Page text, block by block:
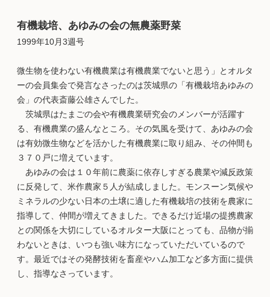
有機栽培、あゆみの会の無農薬野菜
1999年10月3週号
微生物を使わない有機農業は有機農業でないと思う」とオルタ
ーの会員集会で発言なさったのは茨城県の「有機栽培あゆみの
会」の代表斎藤公雄さんでした。
茨城県はたまごの会や有機農業研究会のメンバーが活躍す
る、有機農業の盛んなところ。その気風を受けて、あゆみの会
は有効微生物などを活かした有機農業に取り組み、その仲間も
３７０戸に増えています。
あゆみの会は１０年前に農薬に依存しすぎる農業や減反政策
に反発して、米作農家５人が結成しました。モンスーン気候や
ミネラルの少ない日本の土壌に適した有機栽培の技術を農家に
指導して、仲間が増えてきました。できるだけ近場の提携農家
との関係を大切にしているオルター大阪にとっても、品物が揃
わないときは、いつも強い味方になっていただいているので
す。最近ではその発酵技術を畜産やハム加工など多方面に提供
し、指導なさっています。